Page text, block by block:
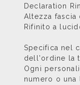
Declaration
Altezza fascia
Rifinito a
Specifica nel
dell'ordine la
Ogni
numero o una